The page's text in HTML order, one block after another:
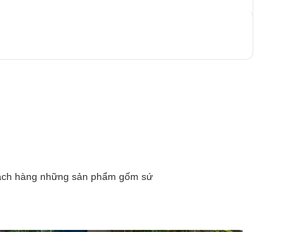
hàng những sản phẩm gốm sứ